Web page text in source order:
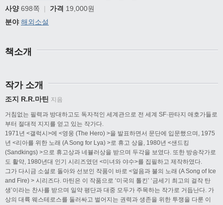
사양698쪽 | 가격 19,000원
분야 해외소설
책소개
작가 소개
조지 R.R.마틴 지음
거침없는 필력과 방대하고도 독자적인 세계관으로 전 세계 SF·판타지 애호가들로
부터 절대적 지지를 얻고 있는 작가다.
1971년 <갤럭시>에 <영웅 (The Hero) >을 발표하면서 문단에 입문했으며, 1975
년 <리아를 위한 노래 (A Song for Lya) >로 휴고 상을, 1980년 <샌드킹
(Sandkings) >으로 휴고상과 네뷸러상을 받으며 두각을 보였다. 또한 방송작가로
도 활약, 1980년대 인기 시리즈였던 <미녀와 야수>를 집필하고 제작하였다.
그가 다시금 소설로 돌아와 선보인 작품이 바로 <얼음과 불의 노래 (A Song of Ice
and Fire) > 시리즈다. 마틴은 이 작품으로 ‘미국의 톨킨’ ‘금세기 최고의 걸작 탄
생’이라는 찬사를 받으며 일약 평단과 대중 모두가 주목하는 작가로 거듭난다. 가
상의 대륙 웨스테로스를 둘러싸고 벌어지는 권력과 생존을 위한 투쟁을 다룬 이